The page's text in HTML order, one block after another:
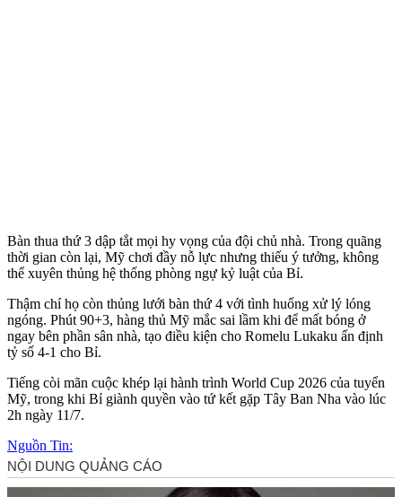
Bàn thua thứ 3 dập tắt mọi hy vọng của đội chủ nhà. Trong quãng
thời gian còn lại, Mỹ chơi đầy nỗ lực nhưng thiếu ý tưởng, không
thể xuyên thủng hệ thống phòng ngự kỷ luật của Bỉ.
Thậm chí họ còn thủng lưới bàn thứ 4 với tình huống xử lý lóng
ngóng. Phút 90+3, hàng thủ Mỹ mắc sai lầm khi để mất bóng ở
ngay bên phần sân nhà, tạo điều kiện cho Romelu Lukaku ấn định
tỷ số 4-1 cho Bỉ.
Tiếng còi mãn cuộc khép lại hành trình World Cup 2026 của tuyển
Mỹ, trong khi Bỉ giành quyền vào tứ kết gặp Tây Ban Nha vào lúc
2h ngày 11/7.
Nguồn Tin: